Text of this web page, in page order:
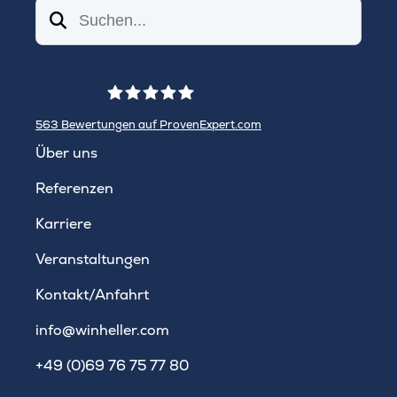
Suchen
563 Bewertungen auf ProvenExpert.com
Über uns
Referenzen
Karriere
Veranstaltungen
Kontakt/Anfahrt
info@winheller.com
+49 (0)69 76 75 77 80